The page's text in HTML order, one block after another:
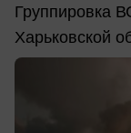
Группировка
Харьковской